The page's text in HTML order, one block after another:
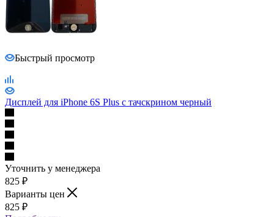
Быстрый просмотр
Уточнить у менеджера
825
Варианты цен
825
Подробности
Под заказ
Наши менеджеры обязательно свяжутся с вами и уточнят
условия есть ли товар в наличии, если его нету то закажут его
для вас.